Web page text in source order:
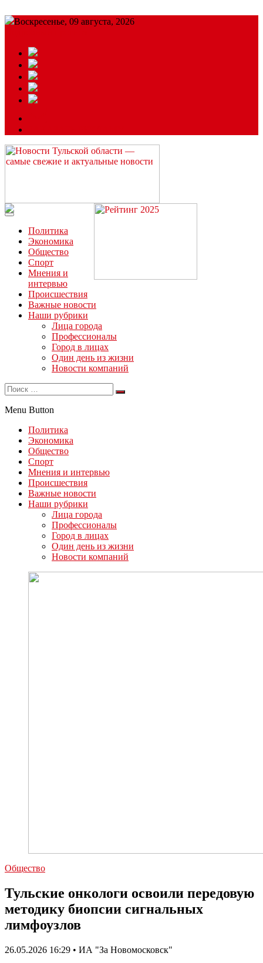
Воскресенье, 09 августа, 2026
Читайте последние новости дня в Тульской области на сайте
“ЗаНовомосковск”
Политика
Экономика
Общество
Спорт
Мнения и
интервью
Происшествия
Важные новости
Наши рубрики
Лица города
Профессионалы
Город в лицах
Один день из жизни
Новости компаний
Menu Button
Политика
Экономика
Общество
Спорт
Мнения и интервью
Происшествия
Важные новости
Наши рубрики
Лица города
Профессионалы
Город в лицах
Один день из жизни
Новости компаний
Общество
Тульские онкологи освоили передовую
методику биопсии сигнальных
лимфоузлов
26.05.2026 16:29 • ИА "За Новомосковск"